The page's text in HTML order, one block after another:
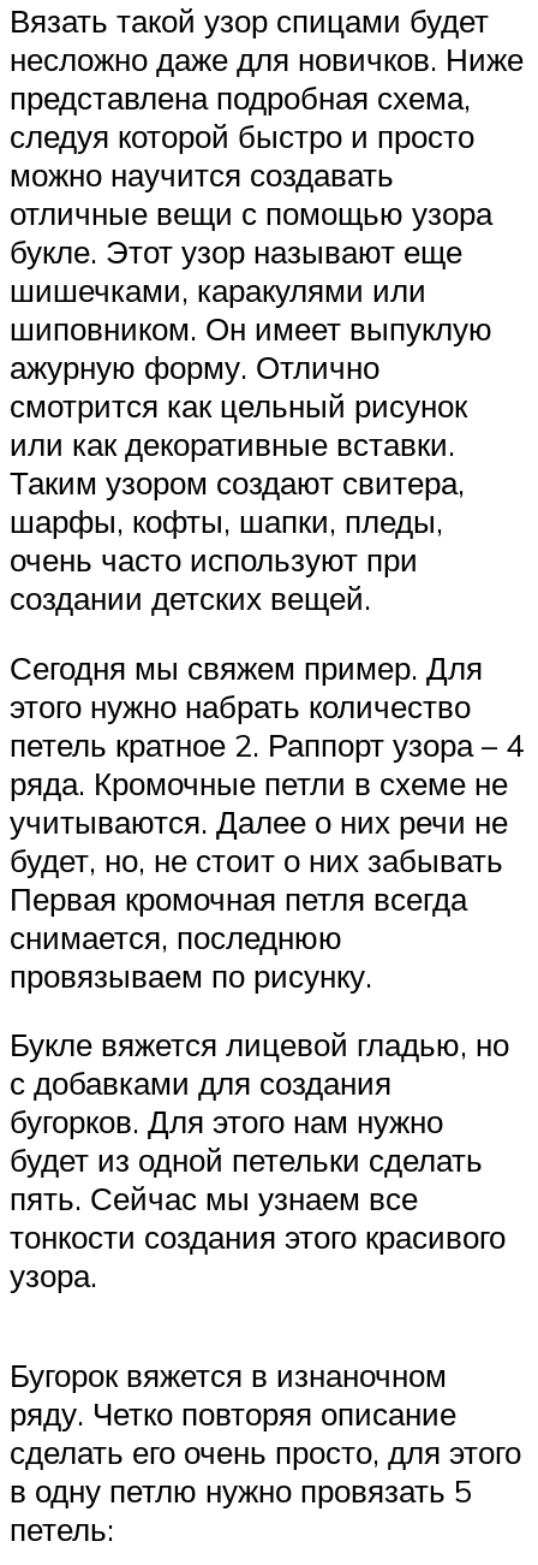
Вязать такой узор спицами будет
несложно даже для новичков. Ниже
представлена подробная схема,
следуя которой быстро и просто
можно научится создавать
отличные вещи с помощью узора
букле. Этот узор называют еще
шишечками, каракулями или
шиповником. Он имеет выпуклую
ажурную форму. Отлично
смотрится как цельный рисунок
или как декоративные вставки.
Таким узором создают свитера,
шарфы, кофты, шапки, пледы,
очень часто используют при
создании детских вещей.
Сегодня мы свяжем пример. Для
этого нужно набрать количество
петель кратное 2. Раппорт узора – 4
ряда. Кромочные петли в схеме не
учитываются. Далее о них речи не
будет, но, не стоит о них забывать
Первая кромочная петля всегда
снимается, последнюю
провязываем по рисунку.
Букле вяжется лицевой гладью, но
с добавками для создания
бугорков. Для этого нам нужно
будет из одной петельки сделать
пять. Сейчас мы узнаем все
тонкости создания этого красивого
узора.
Бугорок вяжется в изнаночном
ряду. Четко повторяя описание
сделать его очень просто, для этого
в одну петлю нужно провязать 5
петель: